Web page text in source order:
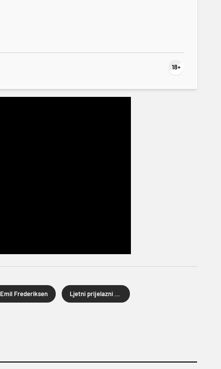
Emil Frederiksen Ljetni prijelazni rok